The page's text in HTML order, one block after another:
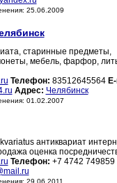
25.06.2009
старинные предметы,
мебель, фарфор,
Телефон: 83512645564
Адрес: Челябинск
01.02.2007
антиквариат
оценка
Телефон: +7 4742 749859